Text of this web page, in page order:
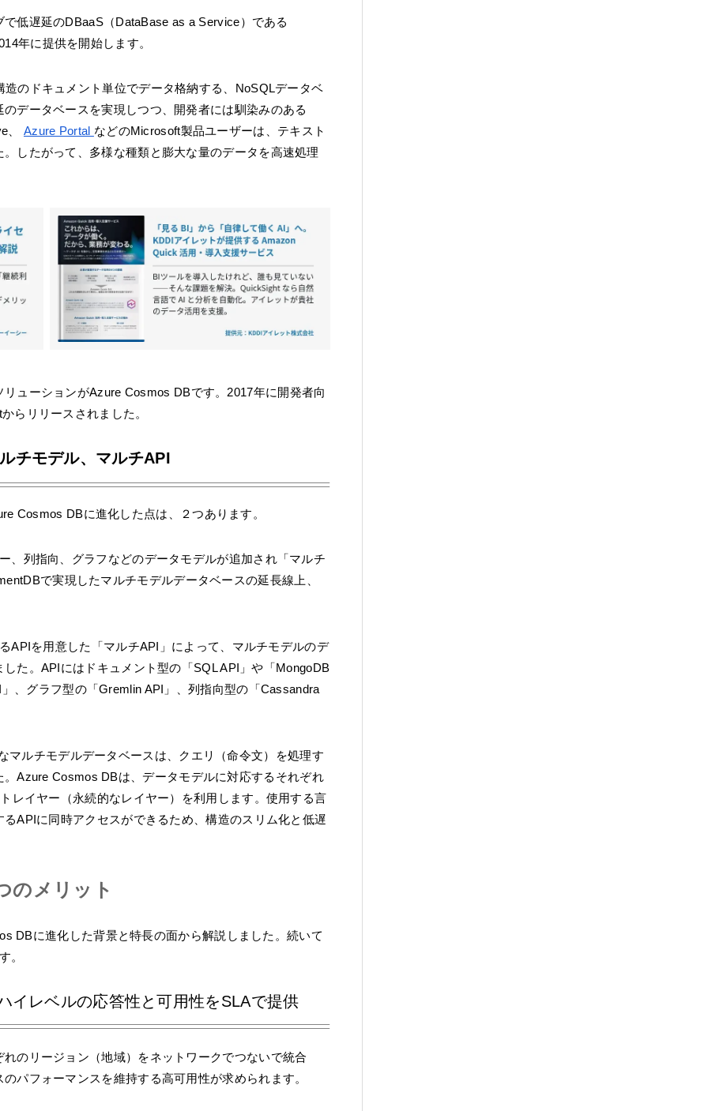
低遅延のDBaaS（DataBase as a Service）である
年に提供を開始します。
のドキュメント単位でデータ格納する、NoSQLデータベ
データベースを実現しつつ、開発者には馴染みのある
、 Azure Portal などのMicrosoft製品ユーザーは、テキスト
したがって、多様な種類と膨大な量のデータを高速処理
ューションがAzure Cosmos DBです。2017年に開発者向
らリリースされました。
チモデル、マルチAPI
Cosmos DBに進化した点は、２つあります。
、列指向、グラフなどのデータモデルが追加され「マルチ
で実現したマルチモデルデータベースの延長線上、
APIを用意した「マルチAPI」によって、マルチモデルのデ
た。APIにはドキュメント型の「SQL API」や「MongoDB
、グラフ型の「Gremlin API」、列指向型の「Cassandra
マルチモデルデータベースは、クエリ（命令文）を処理す
Azure Cosmos DBは、データモデルに対応するそれぞれ
レイヤー（永続的なレイヤー）を利用します。使用する言
APIに同時アクセスができるため、構造のスリム化と低遅
のメリット
DBに進化した背景と特長の面から解説しました。続いて
。
イレベルの応答性と可用性をSLAで提供
のリージョン（地域）をネットワークでつないで統合
パフォーマンスを維持する高可用性が求められます。